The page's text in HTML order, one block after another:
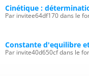
Cinétique :
Par invitee64df170 dans le
Constante d'equilibre
Par invite40d650cf dans le